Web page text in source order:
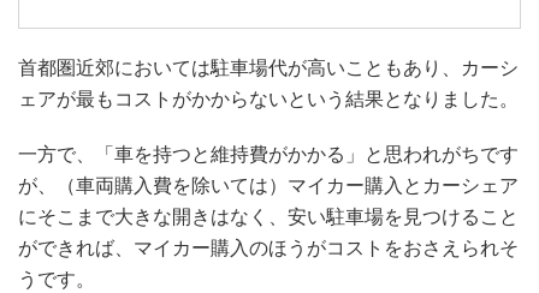
首都圏近郊においては駐車場代が高いこともあり、カーシ
ェアが最もコストがかからないという結果となりました。
一方で、「車を持つと維持費がかかる」と思われがちです
が、（車両購入費を除いては）マイカー購入とカーシェア
にそこまで大きな開きはなく、安い駐車場を見つけること
ができれば、マイカー購入のほうがコストをおさえられそ
うです。